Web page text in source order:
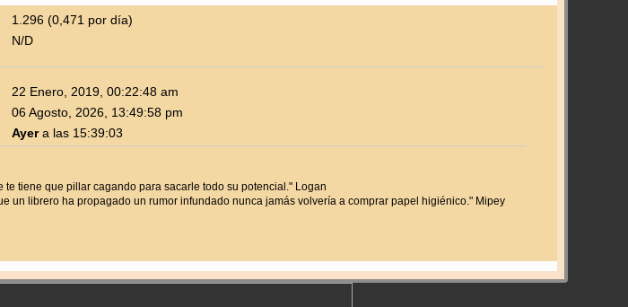
1.296 (0,471 por día)
N/D
22 Enero, 2019, 00:22:48 am
06 Agosto, 2026, 13:49:58 pm
Ayera las 15:39:03
tiene que pillar cagando para sacarle todo su potencial." Logan
un librero ha propagado un rumor infundado nunca jamás volvería a comprar papel higiénico." Mipey